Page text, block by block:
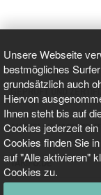
Unsere Webseite
bestmögliches
grundsätzlich auch
Hiervon
Ihnen steht bis auf
Cookies jederzeit
Cookies finden Sie
auf "Alle aktivieren"
Cookies zu.
GEPRÜFT UND
AKTUELLE
TARIFO.DE